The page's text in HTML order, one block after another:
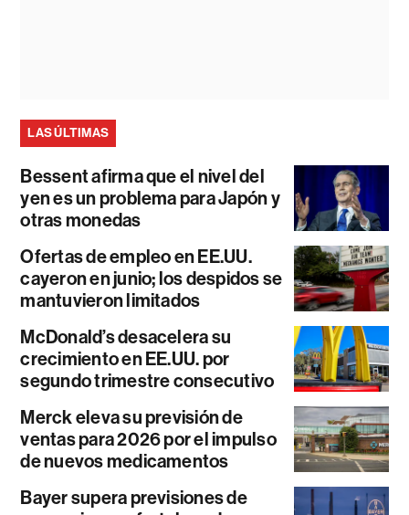
LAS ÚLTIMAS
Bessent afirma que el nivel del
yen es un problema para Japón y
otras monedas
Ofertas de empleo en EE.UU.
cayeron en junio; los despidos se
mantuvieron limitados
McDonald’s desacelera su
crecimiento en EE.UU. por
segundo trimestre consecutivo
Merck eleva su previsión de
ventas para 2026 por el impulso
de nuevos medicamentos
Bayer supera previsiones de